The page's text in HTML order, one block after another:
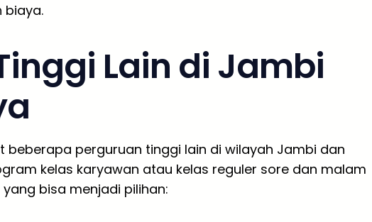
biaya.
Lain di Jambi
beberapa perguruan tinggi lain di wilayah Jambi dan
kelas karyawan atau kelas reguler sore dan malam
bisa menjadi pilihan: